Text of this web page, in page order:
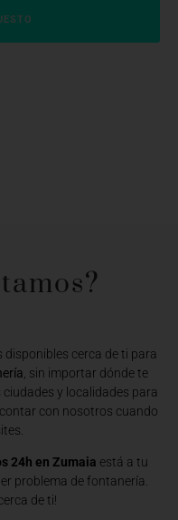
cerca de ti para
, sin importar dónde te
y localidades para
con nosotros cuando
24h en Zumaia está a tu
problema de fontanería.
de ti!